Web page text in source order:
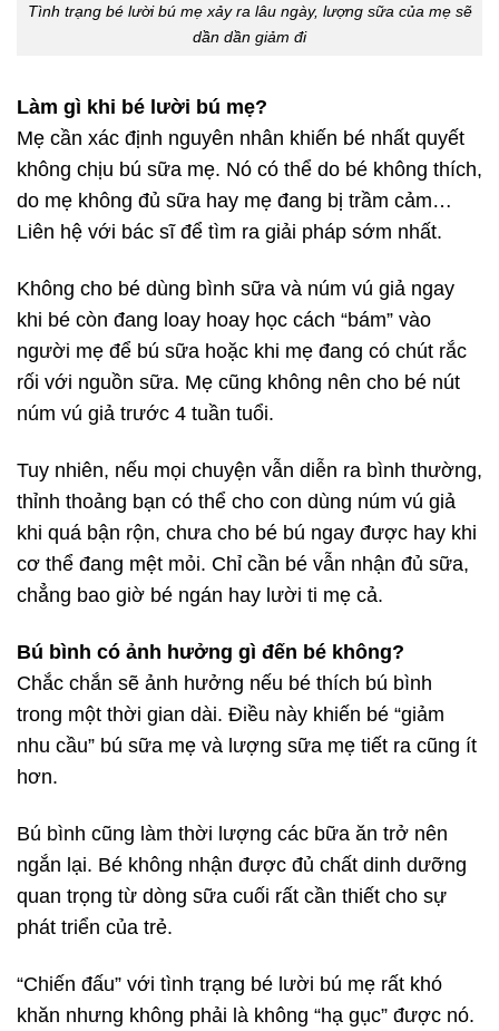
Tình trạng bé lười bú mẹ xảy ra lâu ngày, lượng sữa của mẹ sẽ
dần dần giảm đi
Làm gì khi bé lười bú mẹ?
Mẹ cần xác định nguyên nhân khiến bé nhất quyết
không chịu bú sữa mẹ. Nó có thể do bé không thích,
do mẹ không đủ sữa hay mẹ đang bị trầm cảm…
Liên hệ với bác sĩ để tìm ra giải pháp sớm nhất.
Không cho bé dùng bình sữa và núm vú giả ngay
khi bé còn đang loay hoay học cách “bám” vào
người mẹ để bú sữa hoặc khi mẹ đang có chút rắc
rối với nguồn sữa. Mẹ cũng không nên cho bé nút
núm vú giả trước 4 tuần tuổi.
Tuy nhiên, nếu mọi chuyện vẫn diễn ra bình thường,
thỉnh thoảng bạn có thể cho con dùng núm vú giả
khi quá bận rộn, chưa cho bé bú ngay được hay khi
cơ thể đang mệt mỏi. Chỉ cần bé vẫn nhận đủ sữa,
chẳng bao giờ bé ngán hay lười ti mẹ cả.
Bú bình có ảnh hưởng gì đến bé không?
Chắc chắn sẽ ảnh hưởng nếu bé thích bú bình
trong một thời gian dài. Điều này khiến bé “giảm
nhu cầu” bú sữa mẹ và lượng sữa mẹ tiết ra cũng ít
hơn.
Bú bình cũng làm thời lượng các bữa ăn trở nên
ngắn lại. Bé không nhận được đủ chất dinh dưỡng
quan trọng từ dòng sữa cuối rất cần thiết cho sự
phát triển của trẻ.
“Chiến đấu” với tình trạng bé lười bú mẹ rất khó
khăn nhưng không phải là không “hạ gục” được nó.